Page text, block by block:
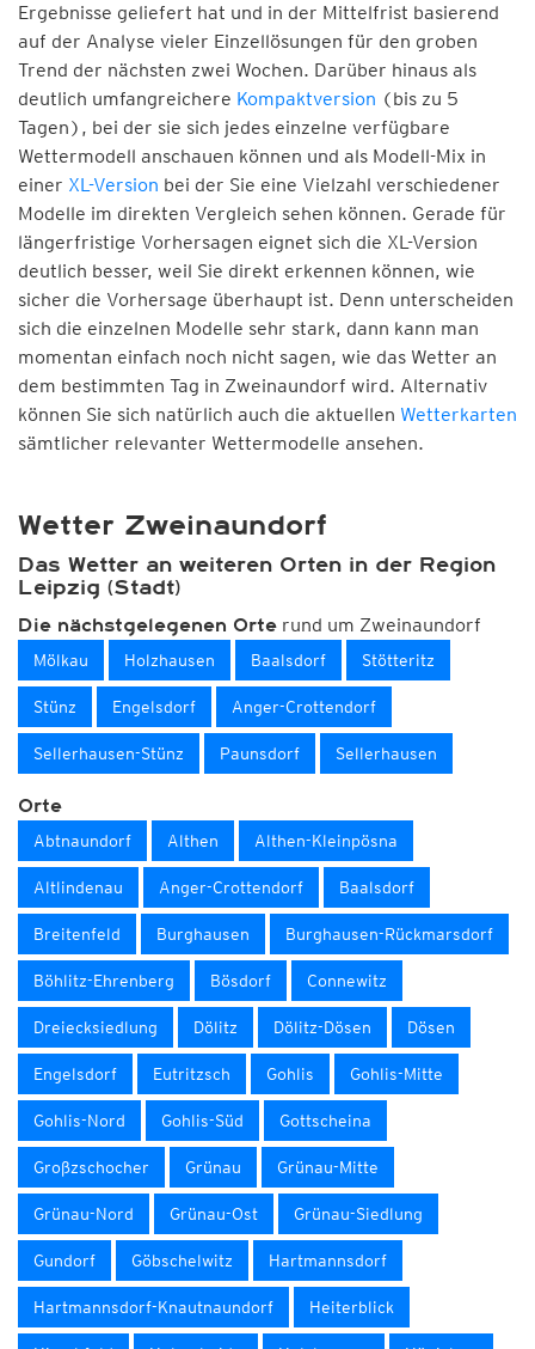
Ergebnisse geliefert hat und in der Mittelfrist basierend
auf der Analyse vieler Einzellösungen für den groben
Trend der nächsten zwei Wochen. Darüber hinaus als
deutlich umfangreichere Kompaktversion (bis zu 5
Tagen), bei der sie sich jedes einzelne verfügbare
Wettermodell anschauen können und als Modell-Mix in
einer XL-Version bei der Sie eine Vielzahl verschiedener
Modelle im direkten Vergleich sehen können. Gerade für
längerfristige Vorhersagen eignet sich die XL-Version
deutlich besser, weil Sie direkt erkennen können, wie
sicher die Vorhersage überhaupt ist. Denn unterscheiden
sich die einzelnen Modelle sehr stark, dann kann man
momentan einfach noch nicht sagen, wie das Wetter an
dem bestimmten Tag in Zweinaundorf wird. Alternativ
können Sie sich natürlich auch die aktuellen Wetterkarten
sämtlicher relevanter Wettermodelle ansehen.
Wetter Zweinaundorf
Das Wetter an weiteren Orten in der Region
Leipzig (Stadt)
Die nächstgelegenen Orte rund um Zweinaundorf
Mölkau Holzhausen Baalsdorf Stötteritz
Stünz Engelsdorf Anger-Crottendorf
Sellerhausen-Stünz Paunsdorf Sellerhausen
Orte
Abtnaundorf Althen Althen-Kleinpösna
Altlindenau Anger-Crottendorf Baalsdorf
Breitenfeld Burghausen Burghausen-Rückmarsdorf
Böhlitz-Ehrenberg Bösdorf Connewitz
Dreiecksiedlung Dölitz Dölitz-Dösen Dösen
Engelsdorf Eutritzsch Gohlis Gohlis-Mitte
Gohlis-Nord Gohlis-Süd Gottscheina
Großzschocher Grünau Grünau-Mitte
Grünau-Nord Grünau-Ost Grünau-Siedlung
Gundorf Göbschelwitz Hartmannsdorf
Hartmannsdorf-Knautnaundorf Heiterblick